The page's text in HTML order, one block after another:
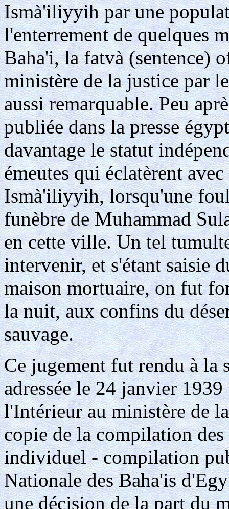
Ismà'iliyyih par une
l'enterrement de quelques
Baha'i, la fatvà (sentence)
ministère de la justice par
aussi remarquable. Peu
publiée dans la presse
davantage le statut
émeutes qui éclatèrent
Ismà'iliyyih, lorsqu'une
funèbre de Muhammad
en cette ville. Un tel
intervenir, et s'étant saisie
maison mortuaire, on fut
la nuit, aux confins du
sauvage.
Ce jugement fut rendu à la
adressée le 24 janvier
l'Intérieur au ministère de
copie de la compilation
individuel - compilation
Nationale des Baha'is
une décision de la part du